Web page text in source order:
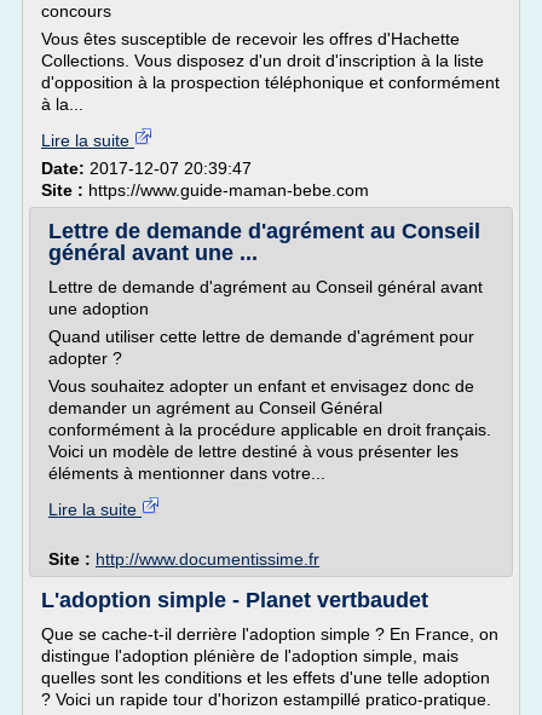
concours
Vous êtes susceptible de recevoir les offres d'Hachette
Collections. Vous disposez d'un droit d'inscription à la liste
d'opposition à la prospection téléphonique et conformément
à la...
Lire la suite
Date: 2017-12-07 20:39:47
Site : https://www.guide-maman-bebe.com
Lettre de demande d'agrément au Conseil
général avant une ...
Lettre de demande d'agrément au Conseil général avant
une adoption
Quand utiliser cette lettre de demande d'agrément pour
adopter ?
Vous souhaitez adopter un enfant et envisagez donc de
demander un agrément au Conseil Général
conformément à la procédure applicable en droit français.
Voici un modèle de lettre destiné à vous présenter les
éléments à mentionner dans votre...
Lire la suite
Site : http://www.documentissime.fr
L'adoption simple - Planet vertbaudet
Que se cache-t-il derrière l'adoption simple ? En France, on
distingue l'adoption plénière de l'adoption simple, mais
quelles sont les conditions et les effets d'une telle adoption
? Voici un rapide tour d'horizon estampillé pratico-pratique.